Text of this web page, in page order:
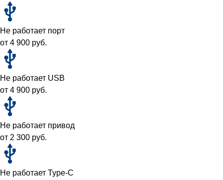
Не работает порт
от 4 900 руб.
Не работает USB
от 4 900 руб.
Не работает привод
от 2 300 руб.
Не работает Type-C